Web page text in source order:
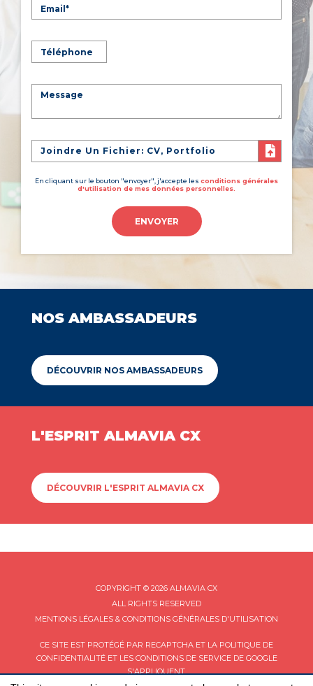
Joindre Un Fichier: CV, Portfolio
En cliquant sur le bouton "envoyer", j'accepte les conditions générales
d'utilisation de mes données personnelles.
ENVOYER
NOS AMBASSADEURS
DÉCOUVRIR NOS AMBASSADEURS
L'ESPRIT ALMAVIA CX
DÉCOUVRIR L'ESPRIT ALMAVIA CX
COPYRIGHT © 2026 ALMAVIA CX
ALL RIGHTS RESERVED
MENTIONS LÉGALES & CONDITIONS GÉNÉRALES D'UTILISATION
CE SITE EST PROTÉGÉ PAR RECAPTCHA ET LA POLITIQUE DE
CONFIDENTIALITÉET LES CONDITIONS DE SERVICEDE GOOGLE
S'APPLIQUENT.